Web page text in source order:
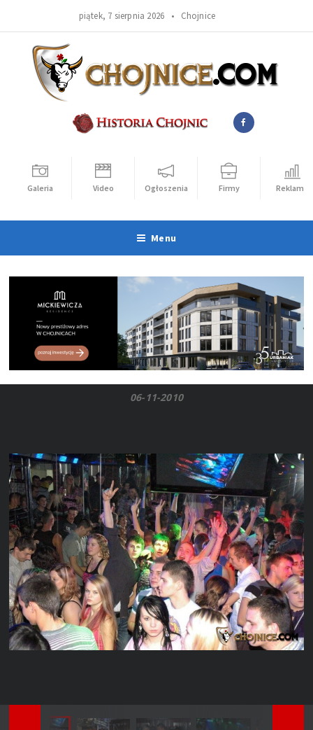
piątek, 7 sierpnia 2026 • Chojnice
Galeria Video Ogłoszenia Firmy Reklama
Menu
06-11-2010